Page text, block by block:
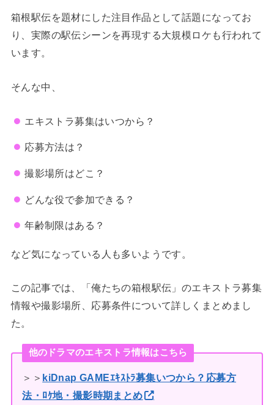
箱根駅伝を題材にした注目作品として話題になってお
り、実際の駅伝シーンを再現する大規模ロケも行われて
います。
そんな中、
エキストラ募集はいつから？
応募方法は？
撮影場所はどこ？
どんな役で参加できる？
年齢制限はある？
など気になっている人も多いようです。
この記事では、「俺たちの箱根駅伝」のエキストラ募集
情報や撮影場所、応募条件について詳しくまとめまし
た。
他のドラマのエキストラ情報はこちら
＞＞ kiDnap GAMEｴｷｽﾄﾗ募集いつから？応募方
法・ﾛｹ地・撮影時期まとめ